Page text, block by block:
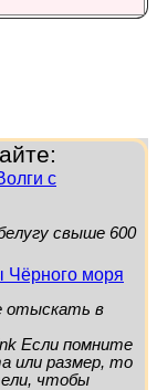
с
свыше 600
Чёрного моря
отыскать в
Если помните
или размер, то
чтобы